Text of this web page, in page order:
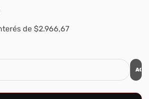
de $2.966,67
Esposa? (Ed. Bolsillo) cantidad